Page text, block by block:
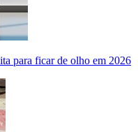
para ficar de olho em 2026